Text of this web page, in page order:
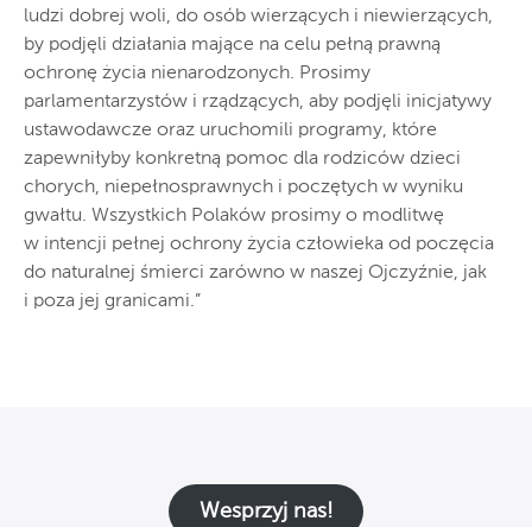
ludzi dobrej woli, do osób wierzących i niewierzących,
by podjęli działania mające na celu pełną prawną
ochronę życia nienarodzonych. Prosimy
parlamentarzystów i rządzących, aby podjęli inicjatywy
ustawodawcze oraz uruchomili programy, które
zapewniłyby konkretną pomoc dla rodziców dzieci
chorych, niepełnosprawnych i poczętych w wyniku
gwałtu. Wszystkich Polaków prosimy o modlitwę
w intencji pełnej ochrony życia człowieka od poczęcia
do naturalnej śmierci zarówno w naszej Ojczyźnie, jak
i poza jej granicami.”
Wesprzyj nas!